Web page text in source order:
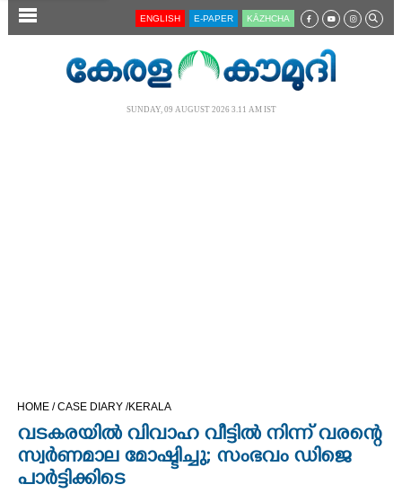
SECTIONS
OPINION
ENGLISH E-PAPER KĀZHCHA
SUNDAY, 09 AUGUST 2026 3.11 AM IST
HOME /CASE DIARY /KERALA
വടകരയിൽ വിവാഹ വീട്ടിൽ നിന്ന് വരന്റെ
സ്വർണമാല മോഷ്ടിച്ചു; സംഭവം ഡിജെ
പാർട്ടിക്കിടെ